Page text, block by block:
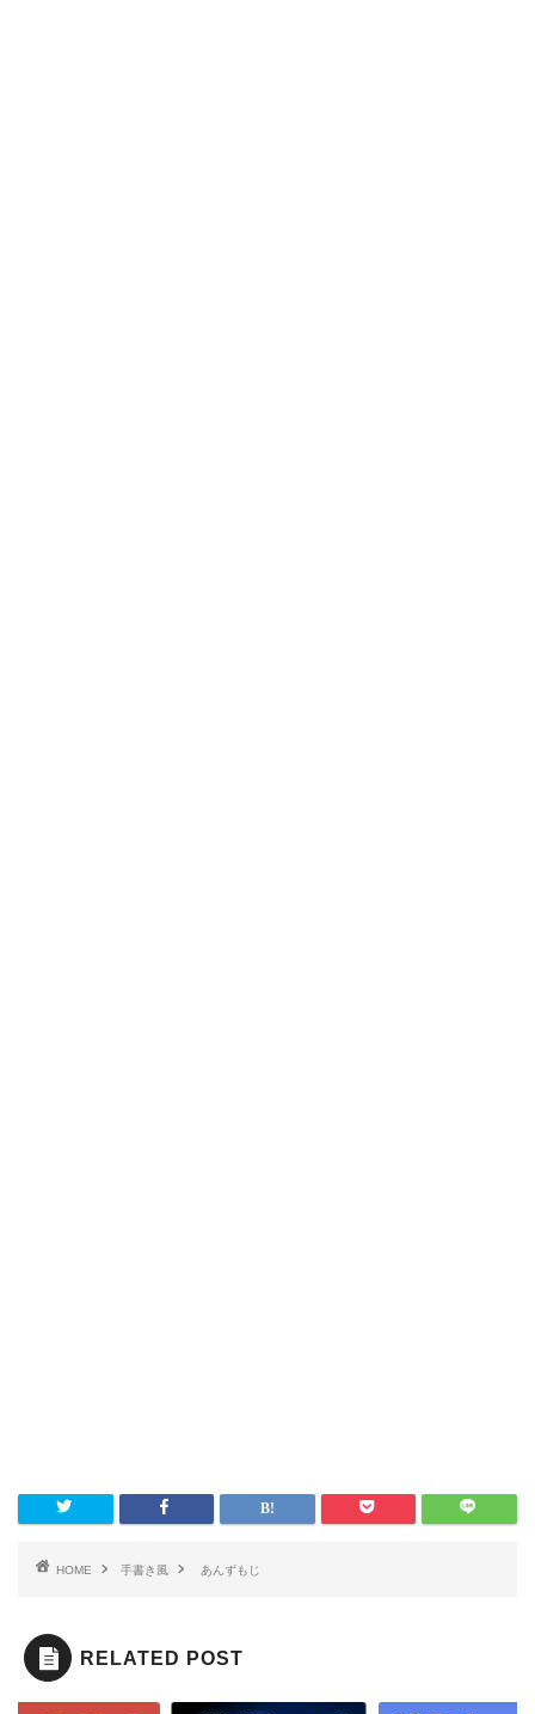
HOME 手書き風 あんずもじ
RELATED POST